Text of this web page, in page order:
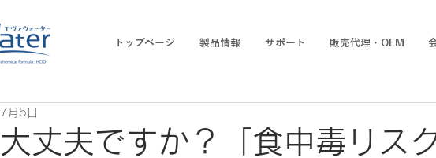
トップページ 製品情報 サポート 販売代理・OEM
大丈夫ですか？「食中毒リス
7月5日